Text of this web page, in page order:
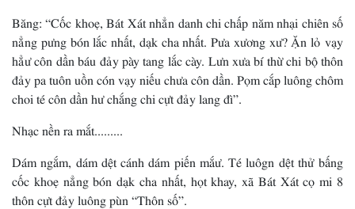
Băng: “Cốc khoẹ, Bát Xát nhẳn danh chi chấp năm nhại chiên số
nẳng pưng bón lắc nhất, dạk cha nhất. Pưa xương xư? Ặn lỏ vạy
hẳư côn dần báu đảy pày tang lắc cày. Lưn xưa bí thừ chi bộ thôn
đảy pa tuôn uồn cón vạy niếu chưa côn dần. Pọm cắp luông chôm
choi té côn dần hư chắng chi cựt đảy lang đì”.
Nhạc nền ra mắt.........
Dám ngắm, dám dệt cánh dám piến mắư. Té luôgn dệt thử bấng
cốc khoẹ nẳng bón dạk cha nhất, họt khay, xã Bát Xát cọ mi 8
thôn cựt đảy luông pùn “Thôn số”.